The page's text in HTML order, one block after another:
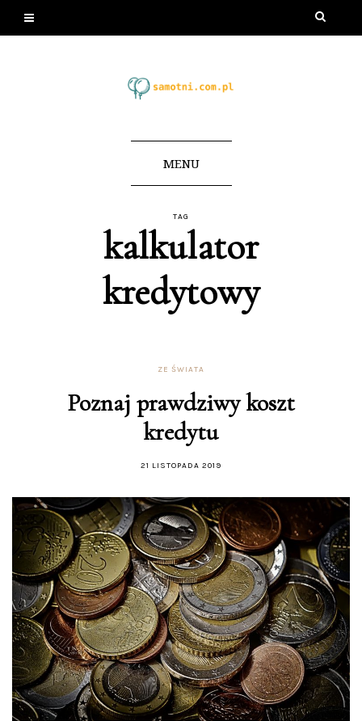
MENU
TAG
kalkulator
kredytowy
ZE ŚWIATA
Poznaj prawdziwy koszt
kredytu
21 LISTOPADA 2019